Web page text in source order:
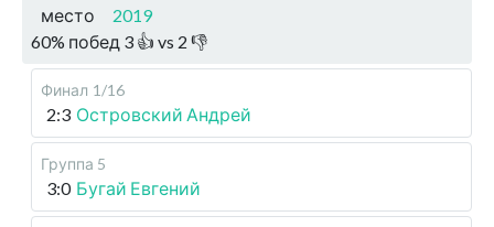
место
2019
60% побед 3 👍 vs 2 👎
Финал 1/16
2:3 Островский Андрей
Группа 5
3:0 Бугай Евгений